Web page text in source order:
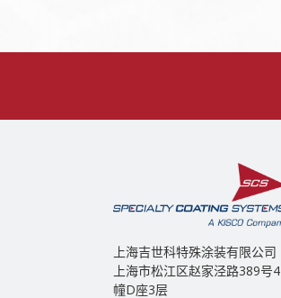
上海吉世科特殊涂装有限公司
上海市松江区赵家泾路389号4
幢D座3层